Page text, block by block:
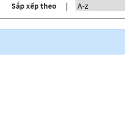
Sắp xếp theo |